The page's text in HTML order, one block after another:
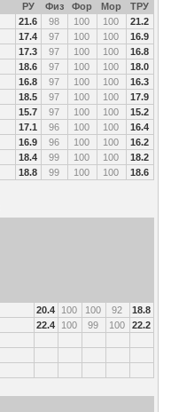
РУ Физ Фор Мор
ТРУ
21.6 98 100 100
21.2
17.4 97 100 100
16.9
17.3 97 100 100
16.8
18.6 97 100 100
18.0
16.8 97 100 100
16.3
18.5 97 100 100
17.9
15.7 97 100 100
15.2
17.1 96 100 100
16.4
16.9 96 100 100
16.2
18.4 99 100 100
18.2
18.8 99 100 100 18.6
20.4 100 100 92
18.8
22.4 100 99 100 22.2